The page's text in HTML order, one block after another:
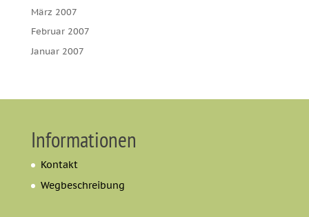
März 2007
Februar 2007
Januar 2007
Informationen
Kontakt
Wegbeschreibung